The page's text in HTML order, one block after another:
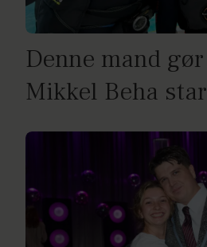
Denne mand
Mikkel Beha